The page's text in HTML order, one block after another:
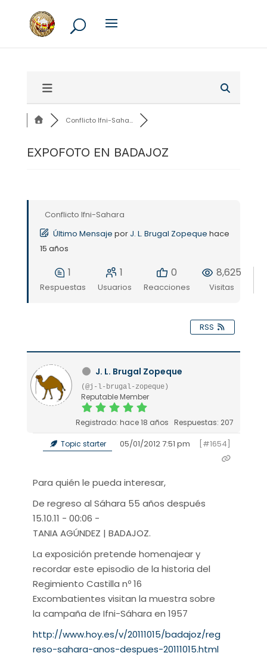
Conflicto Ifni-Saha...
EXPOFOTO EN BADAJOZ
Conflicto Ifni-Sahara
Último Mensaje por J. L. Brugal Zopeque hace
15 años
1
Respuestas
1
Usuarios
0
Reacciones
8,625
Visitas
RSS
J. L. Brugal Zopeque
(@j-l-brugal-zopeque)
Reputable Member
Registrado: hace 18 años Respuestas: 207
Topic starter 05/01/2012 7:51 pm [#1654]
Para quién le pueda interesar,
De regreso al Sáhara 55 años después
15.10.11 - 00:06 -
TANIA AGÚNDEZ | BADAJOZ.
La exposición pretende homenajear y
recordar este episodio de la historia del
Regimiento Castilla nº 16
Excombatientes visitan la muestra sobre
la campaña de Ifni-Sáhara en 1957
http://www.hoy.es/v/20111015/badajoz/reg
reso-sahara-anos-despues-20111015.html